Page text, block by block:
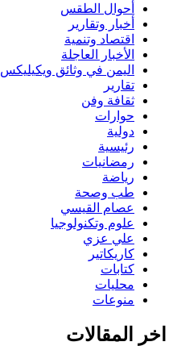
أحوال الطقس
أخبار وتقارير
اقتصاد وتنمية
الأخبار العاجلة
اليمن في وثائق ويكيليكس
تقارير
ثقافة وفن
حوارات
دولية
رئيسية
رمضانيات
رياضة
طب وصحة
عصام القيسي
علوم وتكنولوجيا
علي عزي
كاريكاتير
كتابات
محليات
منوعات
اخر المقالات